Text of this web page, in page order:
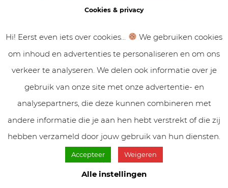
STERRENBEELD
Sterrenbeeld Leeuw eigenschappen
Cookies & privacy
Hi! Eerst even iets over cookies...
We gebruiken cookies
om inhoud en advertenties te personaliseren en om ons
verkeer te analyseren. We delen ook informatie over je
gebruik van onze site met onze advertentie- en
analysepartners, die deze kunnen combineren met
andere informatie die je aan hen hebt verstrekt of die zij
hebben verzameld door jouw gebruik van hun diensten.
Accepteer Weigeren
Alle instellingen